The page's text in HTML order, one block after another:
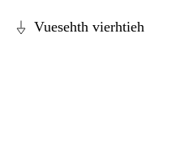
Vuesehth vierhtieh